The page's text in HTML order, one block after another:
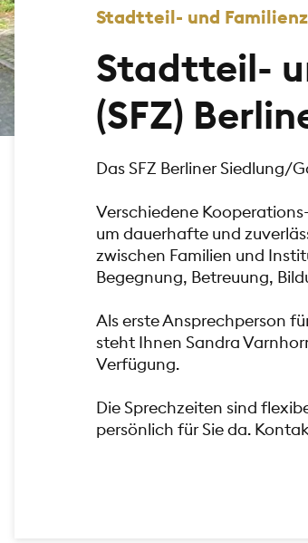
Stadtteil- und
Stadtteil-
(SFZ)
Das SFZ Berliner
Verschiedene
um dauerhafte und
zwischen Familien und
Begegnung, Betreuung,
Als erste Ansprechperson
steht Ihnen Sandra
Verfügung.
Die Sprechzeiten sind
persönlich für Sie da.